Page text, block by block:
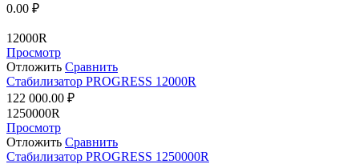
0.00 ₽
12000R
Просмотр
Отложить Сравнить
Стабилизатор PROGRESS 12000R
122 000.00 ₽
1250000R
Просмотр
Отложить Сравнить
Стабилизатор PROGRESS 1250000R